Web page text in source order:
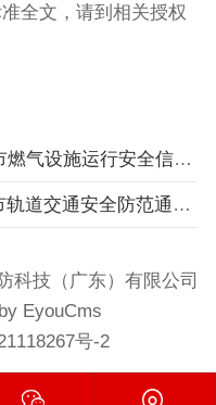
全文，请到相关授权
上一篇：GB/T 38289-2019 城市燃气设施运行安全信息分类与基本要求
下一篇：GB/T 38311-2019 城市轨道交通安全防范通信协议与接口
科技（广东）有限公司
EyouCms
号-2